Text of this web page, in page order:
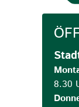
8.30